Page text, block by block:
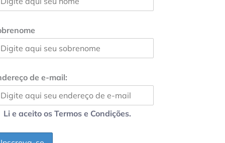
de e-mail:
Li e aceito os Termos e Condições.